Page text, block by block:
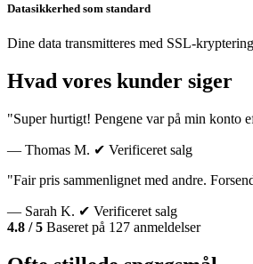
Datasikkerhed som standard
Dine data transmitteres med SSL-
Hvad vores kunder siger
"Super hurtigt! Pengene var på min konto
— Thomas M. ✔ Verificeret salg
"Fair pris sammenlignet med andre.
— Sarah K. ✔ Verificeret salg
4.8 / 5 Baseret på 127 anmeldelser